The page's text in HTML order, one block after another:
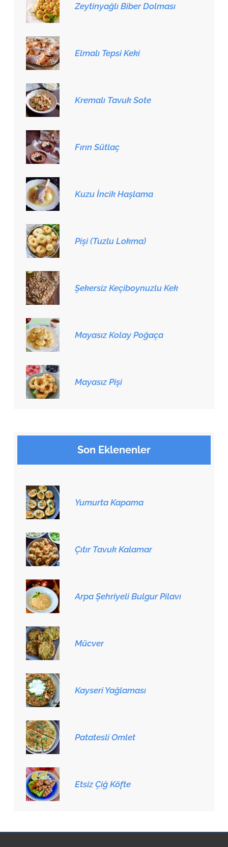
Zeytinyağlı Biber Dolması
Elmalı Tepsi Keki
Kremalı Tavuk Sote
Fırın Sütlaç
Kuzu İncik Haşlama
Pişi (Tuzlu Lokma)
Şekersiz Keçiboynuzlu Kek
Mayasız Kolay Poğaça
Mayasız Pişi
Son Eklenenler
Yumurta Kapama
Çıtır Tavuk Kalamar
Arpa Şehriyeli Bulgur Pilavı
Mücver
Kayseri Yağlaması
Patatesli Omlet
Etsiz Çiğ Köfte